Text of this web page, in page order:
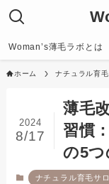
Woman’s薄毛ラボとは
ホーム ナチュラル育
薄毛
習慣
の5つ
2024
8/17
ナチュラル育毛サ